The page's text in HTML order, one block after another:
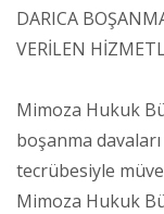
DARICA
VERİLEN
Mimoza Hukuk
boşanma
tecrübesiyle
Mimoza Hukuk